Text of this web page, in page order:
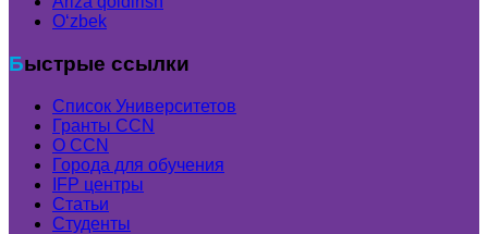
Oʻzbek
Быстрые ссылки
Список Университетов
Гранты ССN
О ССN
Города для обучения
IFP центры
Статьи
Студенты